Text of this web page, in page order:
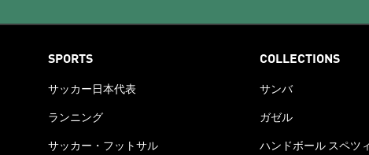
SPORTS
サッカー日本代表
ランニング
サッカー・フットサル
COLLECTIONS
サンバ
ガゼル
ハンドボール スペツ